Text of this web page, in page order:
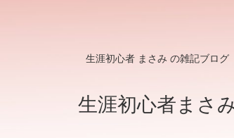
生涯初心者 まさみ の雑記ブログ
生涯初心者まさ